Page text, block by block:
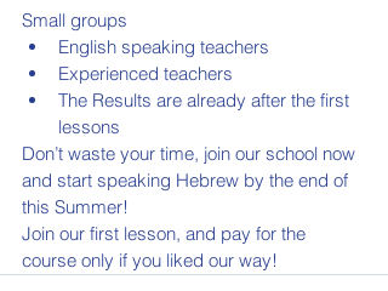
Small groups
English speaking teachers
Experienced teachers
The Results are already after the first
lessons
Don’t waste your time, join our school now
and start speaking Hebrew by the end of
this Summer!
Join our first lesson, and pay for the
course only if you liked our way!